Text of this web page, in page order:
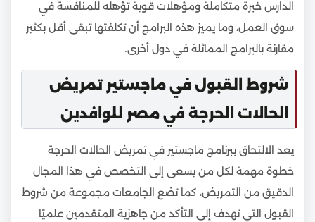
الدارس خبرة متكاملة ومؤهلات قوية تؤهله للمنافسة في
سوق العمل، وما يميز هذه البرامج أن تكلفتها تبقى أقل بكثير
مقارنة بالبرامج المماثلة في دول أخرى.
شروط القبول في ماجستير تمريض
الحالات الحرجة في مصر للوافدين
يعد الالتحاق ببرنامج ماجستير في تمريض الحالات الحرجة
خطوة مهمة لكل من يسعى إلى التخصص في هذا المجال
الدقيق من التمريض، كما تضع الجامعات مجموعة من شروط
القبول التي تهدف إلى التأكد من جاهزية المتقدمين علميًا